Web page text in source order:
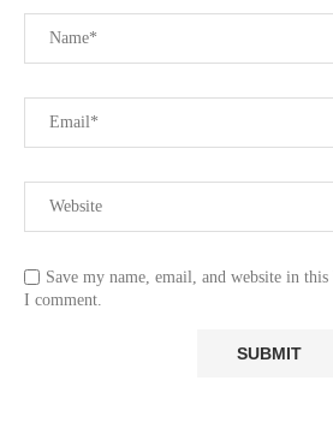
Save my name, email, and website in
I comment.